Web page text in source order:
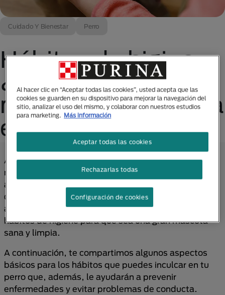
Cuidado Y Bienestar Perro
Hábitos de higiene:
¿cómo mantener a
mi perro limpio si ya
es mayor?
A diferencia de un cachorro, un perro adulto ya tiene
mayor control sobre sí mismo y puede dar respuesta
a los comandos que sus dueños le indican. Pero, si
desde pequeño no se le instruyó de forma adecuada,
aún se puede enseñar a un perro adulto ciertos
hábitos de higiene para que sea una gran mascota
sana y limpia.
A continuación, te compartimos algunos aspectos
básicos para los hábitos que puedes inculcar en tu
perro que, además, le ayudarán a prevenir
enfermedades y evitar problemas de conducta.
Al hacer clic en “Aceptar todas las cookies”, usted acepta que las
cookies se guarden en su dispositivo para mejorar la navegación del
sitio, analizar el uso del mismo, y colaborar con nuestros estudios
para marketing.
Más información
Rechazarlas todas
Aceptar todas las cookies
Configuración de cookies